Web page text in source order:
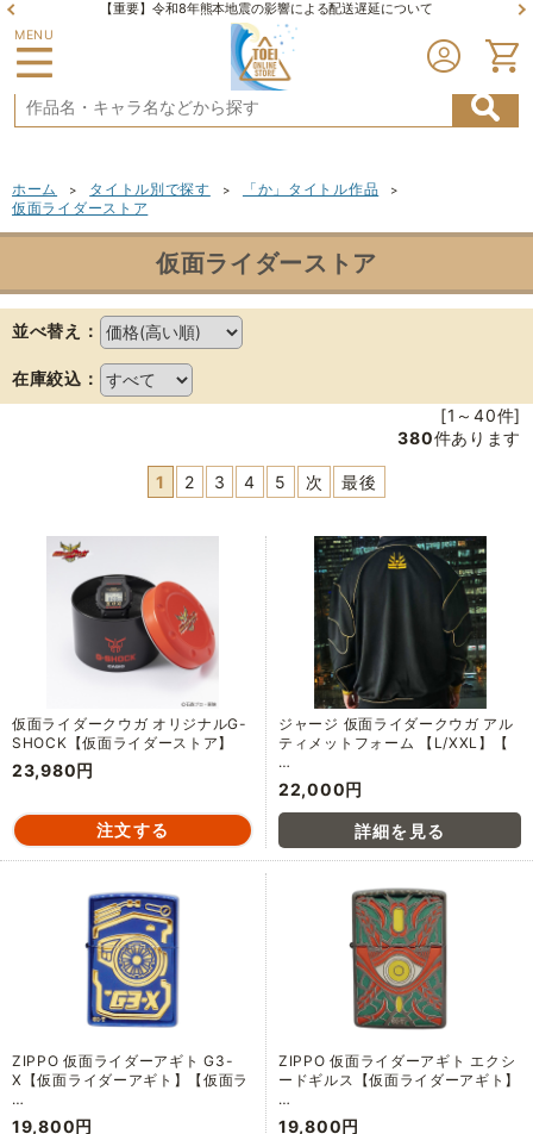
【重要】令和8年熊本地震の影響による配送遅延について
MENU
ホーム > タイトル別で探す > 「か」タイトル作品 >
仮面ライダーストア
仮面ライダーストア
並べ替え：
在庫絞込：
[1～40件]
380件あります
1 2 3 4 5 次 最後
仮面ライダークウガ オリジナルG-
SHOCK【仮面ライダーストア】
23,980円
ジャージ 仮面ライダークウガ アル
ティメットフォーム 【L/XXL】【
…
22,000円
ZIPPO 仮面ライダーアギト G3-
X【仮面ライダーアギト】【仮面ラ
…
19,800円
ZIPPO 仮面ライダーアギト エクシ
ードギルス【仮面ライダーアギト】
…
19,800円